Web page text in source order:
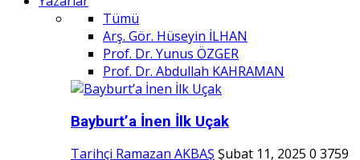
Tümü
Arş. Gör. Hüseyin İLHAN
Prof. Dr. Yunus ÖZGER
Prof. Dr. Abdullah KAHRAMAN
Bayburt’a İnen İlk Uçak
Tarihçi Ramazan AKBAŞ Şubat 11, 2025 0 3759